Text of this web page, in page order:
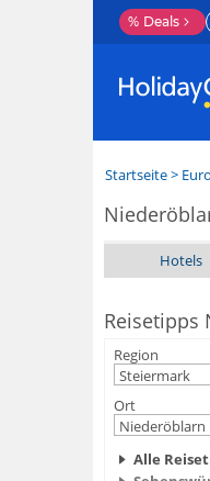
% Deals
Startseite>
Hotels
Reisetipps
Region
Ort
Alle